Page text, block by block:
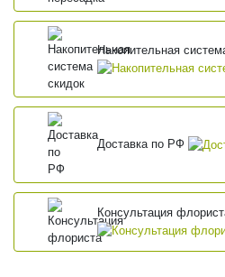
Накопительная
Доставка по РФ
Консультация